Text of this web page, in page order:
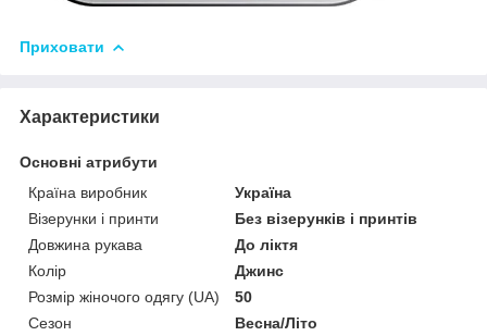
Приховати
Характеристики
Основні атрибути
Країна виробник
Україна
Візерунки і принти
Без візерунків і принтів
Довжина рукава
До ліктя
Колір
Джинс
Розмір жіночого одягу (UA)
50
Сезон
Весна/Літо